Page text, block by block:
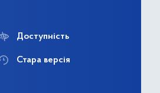
Доступність
Стара версія